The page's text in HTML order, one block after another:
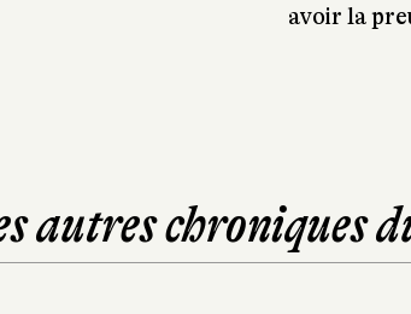
avoir la
autres chroniques